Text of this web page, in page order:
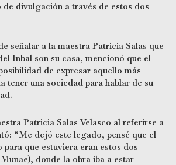
divulgación a través de estos dos
señalar a la maestra Patricia Salas que
Inbal son su casa, mencionó que el
de expresar aquello más
tener una sociedad para hablar de su
Patricia Salas Velasco al referirse a
“Me dejó este legado, pensé que el
que estuviera eran estos dos
donde la obra iba a estar